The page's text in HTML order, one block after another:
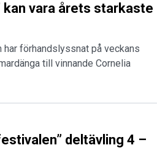
kan vara årets starkaste
förhandslyssnat på veckans
till vinnande Cornelia
deltävling 4 –